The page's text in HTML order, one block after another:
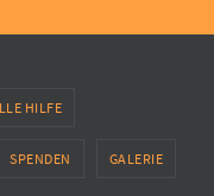
HILFE
SPENDEN GALERIE